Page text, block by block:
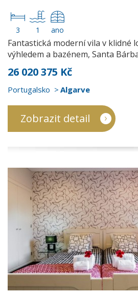
3 1 ano
Fantastická moderní vila v klidné
výhledem a bazénem, Santa
26 020 375 Kč
Portugalsko Algarve
Zobrazit detail